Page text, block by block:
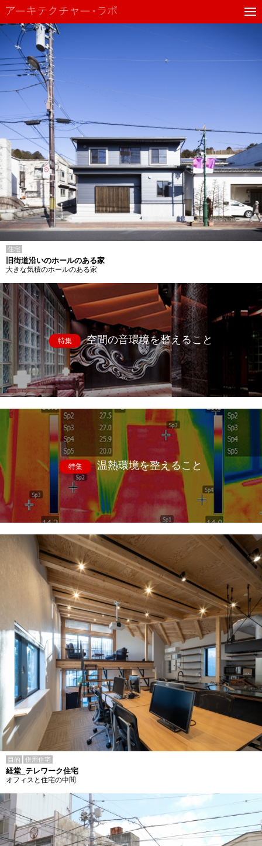
住宅
旧街道沿いのホールのある家
大きな気積のホールのある家
特集 空間の音環境を整えること
特集 温熱環境を整えること
目的 併用住宅
経堂_テレワーク住宅
オフィスと住宅の中間